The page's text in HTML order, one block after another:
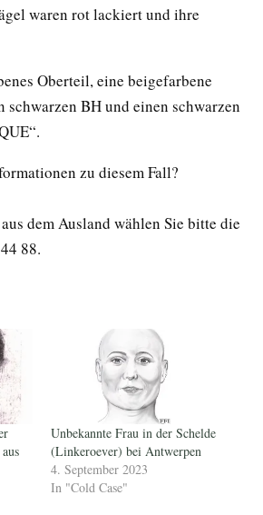
waren rot lackiert und ihre
Oberteil, eine beigefarbene
schwarzen BH und einen schwarzen
zu diesem Fall?
dem Ausland wählen Sie bitte die
88.
Unbekannte Frau in der Schelde
(Linkeroever) bei Antwerpen
4. September 2023
In "Cold Case"